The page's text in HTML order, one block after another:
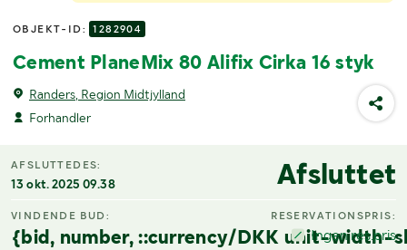
OBJEKT-ID: 1282904
Cement PlaneMix 80 Alifix Cirka 16 styk
Randers, Region Midtjylland
Forhandler
AFSLUTTEDES:
13 okt. 2025 09.38 Afsluttet
VINDENDE BUD:
{bid, number, ::currency/DKK unit-width-
RESERVATIONSPRIS:
Ingen res.pris